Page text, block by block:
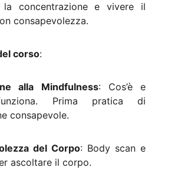
la concentrazione e vivere il
consapevolezza.
corso:
alla Mindfulness: Cos’è e
Prima pratica di
consapevole.
del Corpo: Body scan e
ascoltare il corpo.